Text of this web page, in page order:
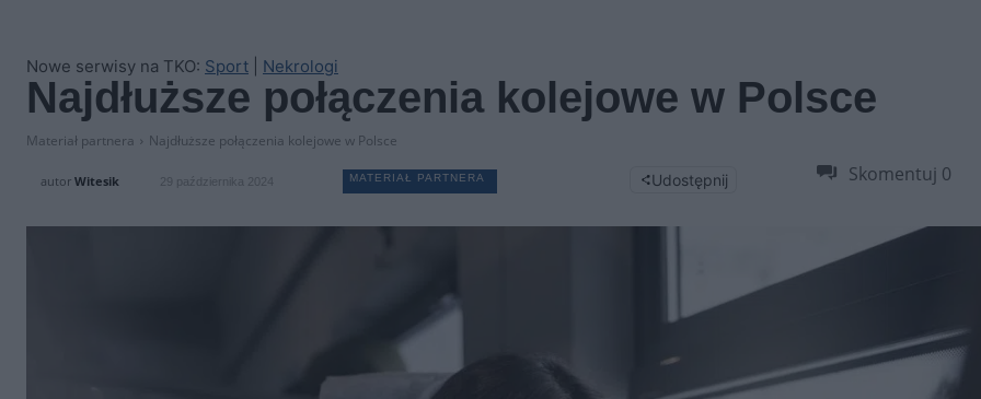
Nowe serwisy na TKO: Sport Nekrologi
Najdłuższe połączenia kolejowe w Polsce
Materiał partnera Najdłuższe połączenia kolejowe w Polsce
autor Witesik 29 października 2024 MATERIAŁ PARTNERA Udostępnij Skomentuj 0